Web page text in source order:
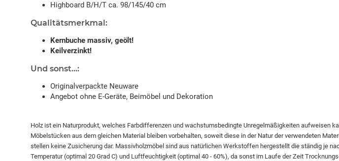
Highboard B/H/T ca. 98/145/40 cm
Qualitätsmerkmal:
Kernbuche massiv, geölt!
Keilverzinkt!
Und sonst...:
Originalverpackte Neuware
Angebot ohne E-Geräte, Beimöbel und Dekoration
Holz ist ein Naturprodukt, welches Farbdifferenzen und wachstumsbedingte Unregelmäßigkeiten aufweisen
Möbelstücken aus dem gleichen Material bleiben vorbehalten, soweit diese in der Natur der verwendeten
stellen keine Zusicherung dar. Massivholzmöbel sind aus natürlichen Werkstoffen hergestellt die ständig je
Temperatur (optimal 20 Grad C) und Luftfeuchtigkeit (optimal 40 - 60%), da sonst im Laufe der Zeit